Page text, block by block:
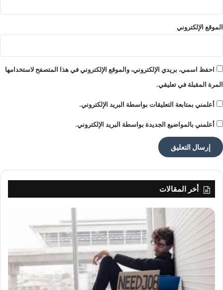
ا
الموقع الإلكتروني
احفظ اسمي، بريدي الإلكتروني، والموقع الإلكتروني في هذا المتصفح لاستخدامها
المرة المقبلة في تعليقي.
أعلمني بمتابعة التعليقات بواسطة البريد الإلكتروني.
أعلمني بالمواضيع الجديدة بواسطة البريد الإلكتروني.
أخر المقالات